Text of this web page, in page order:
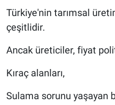
Türkiye'nin tarımsal
çeşitlidir.
Ancak üreticiler, fiyat
Kıraç alanları,
Sulama sorunu yaşayan